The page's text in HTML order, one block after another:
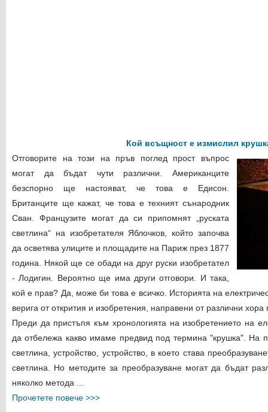
Кой всъщност е измислил
Отговорите на този на пръв поглед прост въпрос
могат да бъдат чути различни. Американците
безспорно ще настояват, че това е Едисон.
Британците ще кажат, че това е техният сънародник
Сван. Французите могат да си припомнят „руската
светлина“ на изобретателя Яблочков, който започва
да осветява улиците и площадите на Париж през 1877
година. Някой ще се обади на друг руски изобретател
- Лодигин. Вероятно ще има други отговори. И така,
кой е прав? Да, може би това е всичко. Историята на
верига от открития и изобретения, направени от различни
Преди да пристъпя към хронологията на изобретението на
да отбележа какво имаме предвид под термина "крушка". На
светлина, устройство, устройство, в което става
светлина. Но методите за преобразуване могат да бъдат
няколко метода ...
Прочетете повече >>>